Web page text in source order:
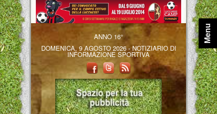
ANNO 16°
DOMENICA, 9 AGOSTO 2026 - NOTIZIARIO DI
INFORMAZIONE SPORTIVA
Menu